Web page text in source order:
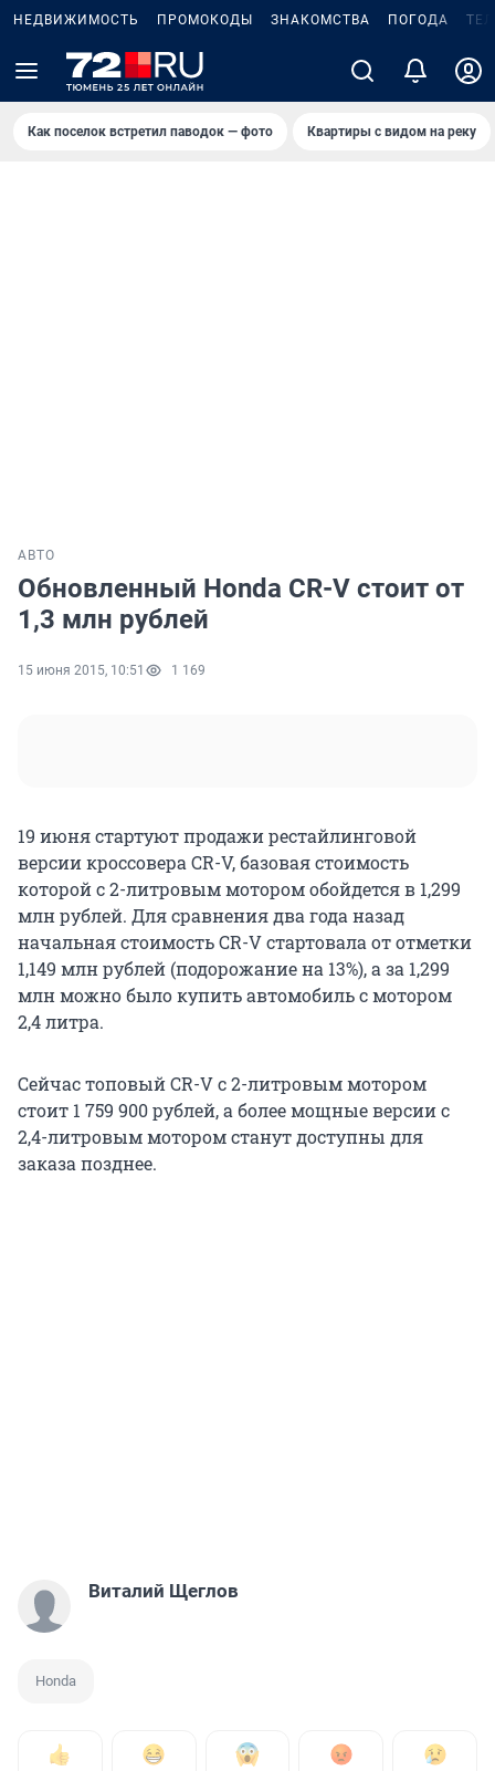
НЕДВИЖИМОСТЬ ПРОМОКОДЫ ЗНАКОМСТВА ПОГОДА
Как поселок встретил паводок — фото Квартиры с видом на реку
АВТО
Обновленный Honda CR-V стоит от
1,3 млн рублей
15 июня 2015, 10:51 1 169
19 июня стартуют продажи рестайлинговой
версии кроссовера CR-V, базовая стоимость
которой с 2-литровым мотором обойдется в 1,299
млн рублей. Для сравнения два года назад
начальная стоимость CR-V стартовала от отметки
1,149 млн рублей (подорожание на 13%), а за 1,299
млн можно было купить автомобиль с мотором
2,4 литра.
Сейчас топовый CR-V с 2-литровым мотором
стоит 1 759 900 рублей, а более мощные версии с
2,4-литровым мотором станут доступны для
заказа позднее.
Виталий Щеглов
Honda